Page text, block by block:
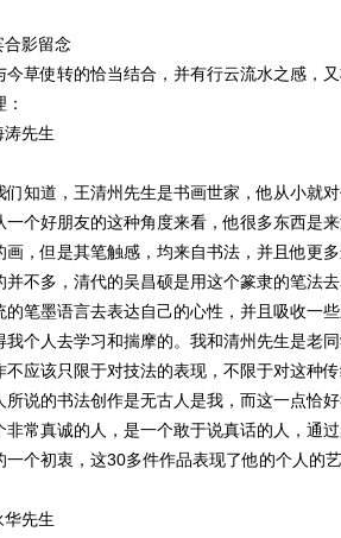
合影留念
草使转的恰当结合，并有行云流水之感，
涛先生
知道，王清州先生是书画世家，他从小就
个好朋友的这种角度来看，他很多东西是
，但是其笔触感，均来自书法，并且他更
不多，清代的吴昌硕是用这个篆隶的笔法
笔墨语言去表达自己的心性，并且吸收一
个人去学习和揣摩的。我和清州先生是老
应该只限于对技法的表现，不限于对这种
说的书法创作是无古人是我，而这一点恰
常真诚的人，是一个敢于说真话的人，通
个初衷，这30多件作品表现了他的个人的
华先生